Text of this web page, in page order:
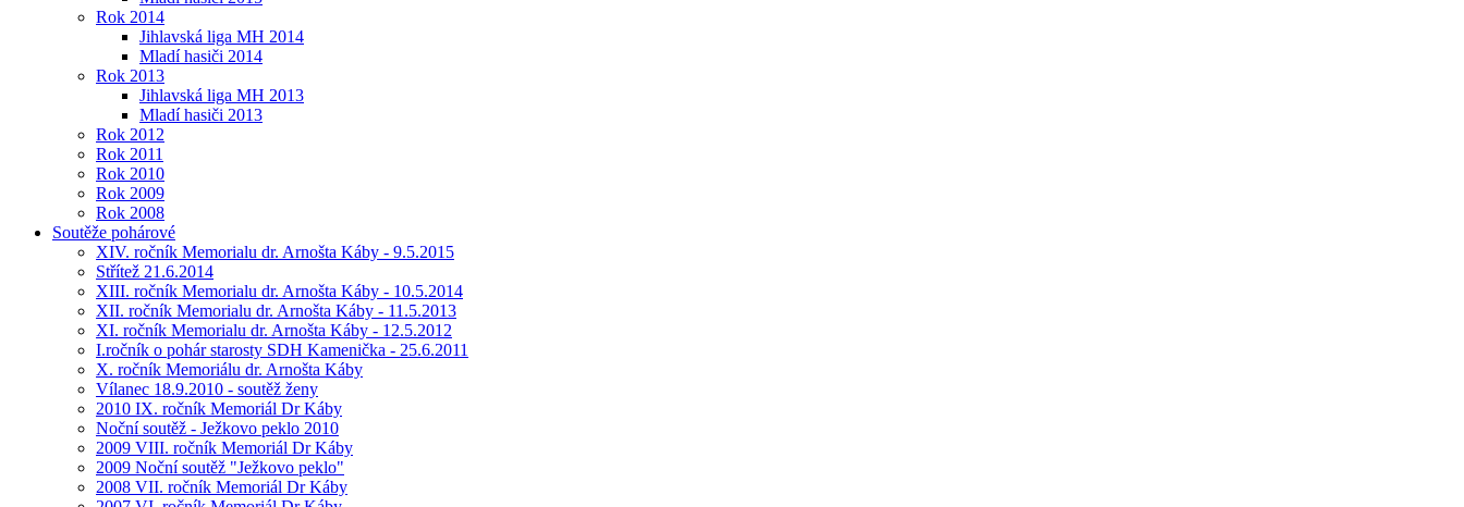
Rok 2014
Jihlavská liga MH 2014
Mladí hasiči 2014
Rok 2013
Jihlavská liga MH 2013
Mladí hasiči 2013
Rok 2012
Rok 2011
Rok 2010
Rok 2009
Rok 2008
Soutěže pohárové
XIV. ročník Memorialu dr. Arnošta Káby - 9.5.2015
Střítež 21.6.2014
XIII. ročník Memorialu dr. Arnošta Káby - 10.5.2014
XII. ročník Memorialu dr. Arnošta Káby - 11.5.2013
XI. ročník Memorialu dr. Arnošta Káby - 12.5.2012
I.ročník o pohár starosty SDH Kamenička - 25.6.2011
X. ročník Memoriálu dr. Arnošta Káby
Vílanec 18.9.2010 - soutěž ženy
2010 IX. ročník Memoriál Dr Káby
Noční soutěž - Ježkovo peklo 2010
2009 VIII. ročník Memoriál Dr Káby
2009 Noční soutěž "Ježkovo peklo"
2008 VII. ročník Memoriál Dr Káby